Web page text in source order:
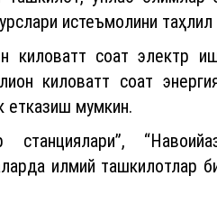
соат электр
киловатт соат
етказиш мумкин.
илмий ташкилотлар
ва йирик саноат